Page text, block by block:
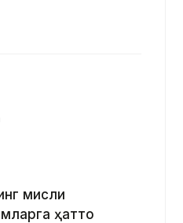
мисли
ҳатто